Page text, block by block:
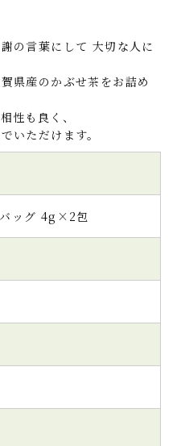
の言葉にして 大切な人に
県産のかぶせ茶をお詰め
性も良く、
いただけます。
バッグ 4g×2包